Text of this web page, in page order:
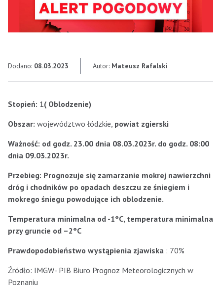
Dodano: 08.03.2023 Autor: Mateusz Rafalski
Stopień: 1( Oblodzenie)
Obszar: województwo łódzkie, powiat zgierski
Ważność: od godz. 23.00 dnia 08.03.2023r. do godz. 08:00
dnia 09.03.2023r.
Przebieg: Prognozuje się zamarzanie mokrej nawierzchni
dróg i chodników po opadach deszczu ze śniegiem i
mokrego śniegu powodujące ich oblodzenie.
Temperatura minimalna od -1°C, temperatura minimalna
przy gruncie od –2°C
Prawdopodobieństwo wystąpienia zjawiska : 70%
Źródło: IMGW- PIB Biuro Prognoz Meteorologicznych w
Poznaniu